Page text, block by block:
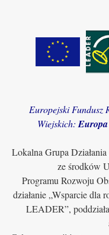
Europejski Fundusz
Wiejskich: Europa
Lokalna Grupa
ze środków
Programu Rozwoju
działanie „Wsparcie
LEADER”,